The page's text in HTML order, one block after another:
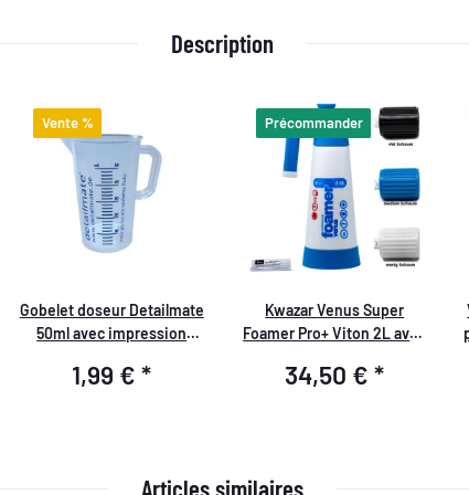
Description
Vente %
Gobelet doseur Detailmate
50ml avec impression
1,99 €*
Précommander
Kwazar Venus Super
Foamer Pro+ Viton 2L avec
34,50 €*
Articles similaires